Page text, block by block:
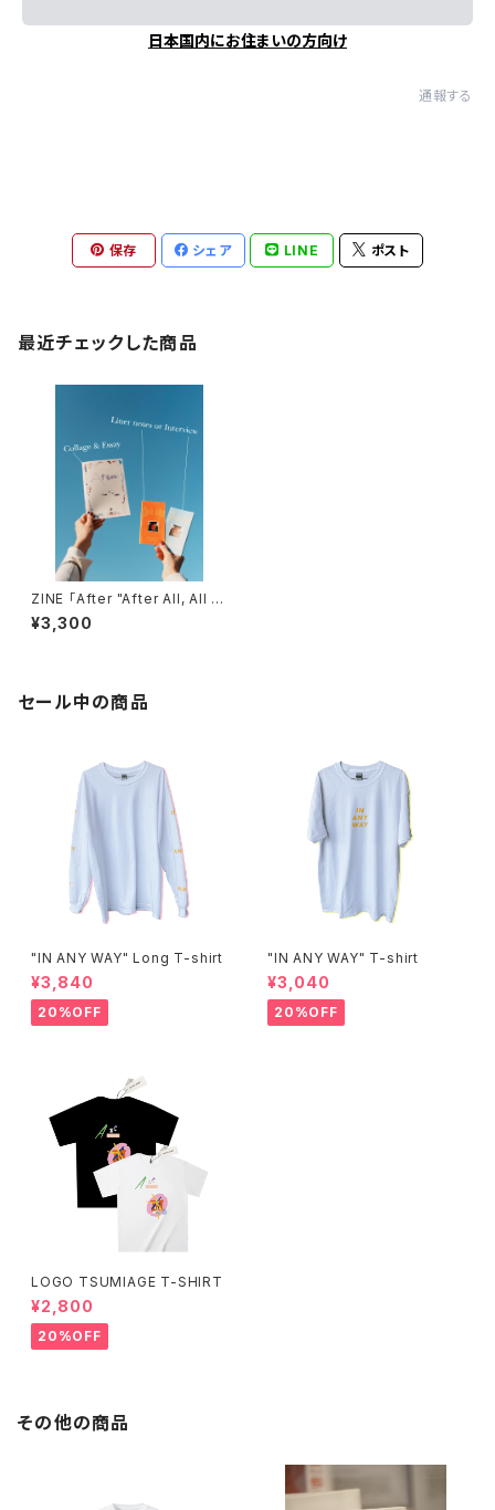
日本国内にお住まいの方向け
通報する
保存 シェア LINE ポスト
最近チェックした商品
ZINE 「After "After All, All M
ine"」(選べるmini ZINEつき)
¥3,300
セール中の商品
"IN ANY WAY" Long T-shirt
¥3,840
20%OFF
"IN ANY WAY" T-shirt
¥3,040
20%OFF
LOGO TSUMIAGE T-SHIRT
¥2,800
20%OFF
その他の商品